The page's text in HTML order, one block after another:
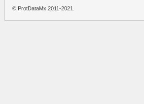
© ProtDataMx 2011-2021.